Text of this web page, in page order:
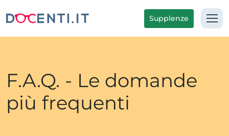
Supplenze
F.A.Q. - Le domande
più frequenti